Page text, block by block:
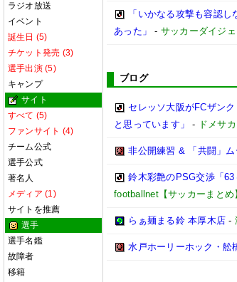
ラジオ放送
イベント
誕生日 (5)
チケット発売 (3)
選手出演 (5)
キャンプ
サイト
すべて (5)
ファンサイト (4)
チーム公式
選手公式
著名人
メディア (1)
サイトを推薦
選手
選手名鑑
故障者
移籍
「いかなる攻撃も容認
あった」
- サッカーダイジ
ブログ
セレッソ大阪がFCザン
と思っています」
- ドメサ
非公開練習 & 「共闘」
鈴木彩艶のPSG交渉「
footballnet【サッカーまとめ
らぁ麺まる鈴 本厚木店 -
水戸ホーリーホック・舩